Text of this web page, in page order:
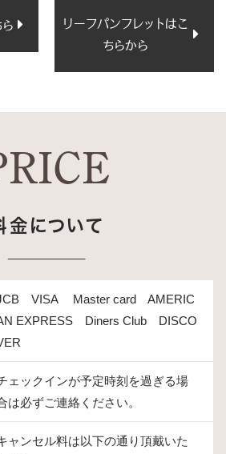
リーフパンフレットはこ
ちらから
金について
VISA Master card AMERIC
EXPRESS Diners Club DISCO
ェックインが予定時刻を過ぎる場
は必ずご連絡ください。
ャンセル料は以下の通り頂戴いた